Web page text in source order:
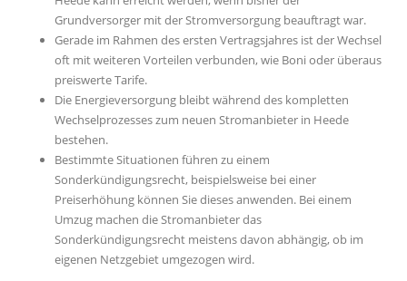
Grundversorger mit der Stromversorgung beauftragt war.
Gerade im Rahmen des ersten Vertragsjahres ist der Wechsel
oft mit weiteren Vorteilen verbunden, wie Boni oder überaus
preiswerte Tarife.
Die Energieversorgung bleibt während des kompletten
Wechselprozesses zum neuen Stromanbieter in Heede
bestehen.
Bestimmte Situationen führen zu einem
Sonderkündigungsrecht, beispielsweise bei einer
Preiserhöhung können Sie dieses anwenden. Bei einem
Umzug machen die Stromanbieter das
Sonderkündigungsrecht meistens davon abhängig, ob im
eigenen Netzgebiet umgezogen wird.